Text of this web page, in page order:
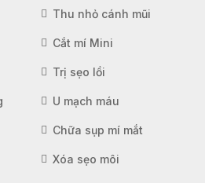
Thu nhỏ cánh mũi
Cắt mí Mini
Trị sẹo lồi
U mạch máu
Chữa sụp mí mắt
Xóa sẹo môi